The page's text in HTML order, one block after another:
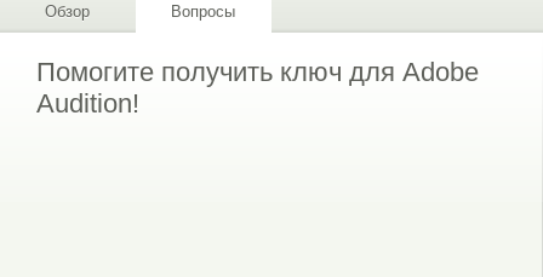
Обзор Вопросы
Помогите получить ключ для Adobe
Audition!